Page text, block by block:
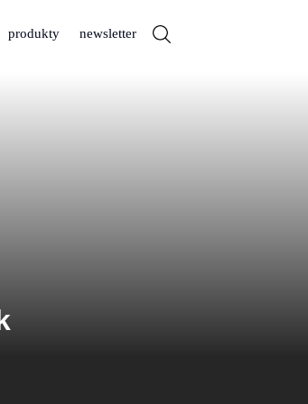
produkty newsletter